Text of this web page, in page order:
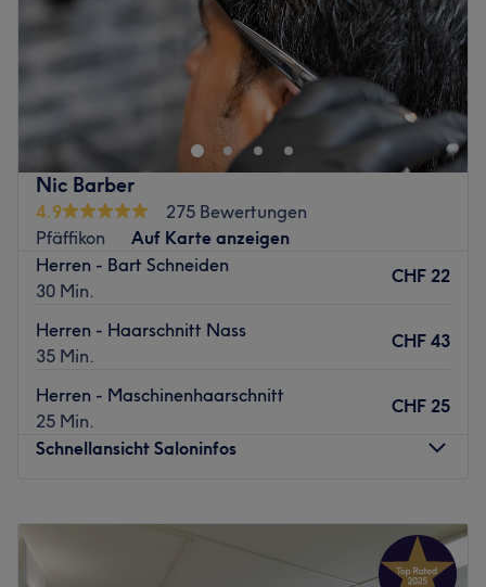
Sonntag
Geschlossen
Zurück zur Salonansicht
Nic Barber
4.9
275 Bewertungen
Pfäffikon
Auf Karte anzeigen
Herren - Bart Schneiden
30 Min.
CHF 22
Herren - Haarschnitt Nass
35 Min.
CHF 43
Herren - Maschinenhaarschnitt
25 Min.
CHF 25
Schnellansicht Saloninfos
20:00
20:00